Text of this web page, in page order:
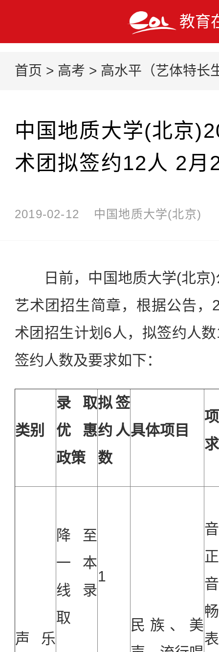
教育
首页 > 高考 > 高水平（艺体特长
中国地质大学(北京
术团拟签约12人 2月
2019-02-12 中国地质大学(北京)
日前，中国地质大学(北京)
艺术团招生简章，根据公告，
术团招生计划6人，拟签约人
签约人数及要求如下：
类别
录取
优惠
政策
拟签
约人
数
具体项目
求
声乐
降至
一本
线录
取
1
民族、美